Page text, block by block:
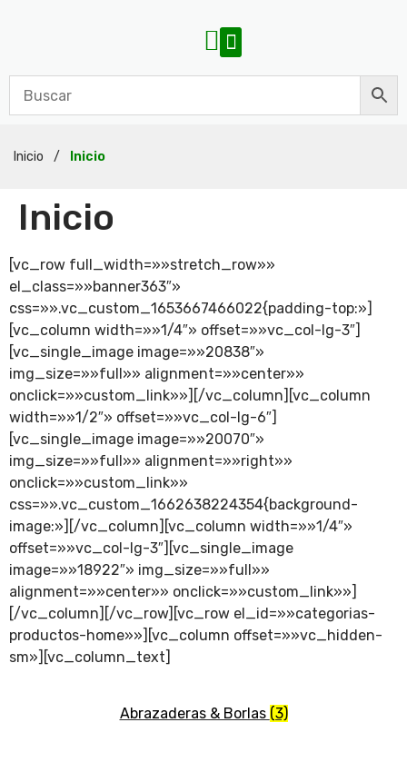
Inicio / Inicio
Inicio
[vc_row full_width=»»stretch_row»»
el_class=»»banner363″»
css=»».vc_custom_1653667466022{padding-top:»]
[vc_column width=»»1/4″» offset=»»vc_col-lg-3″]
[vc_single_image image=»»20838″»
img_size=»»full»» alignment=»»center»»
onclick=»»custom_link»»][/vc_column][vc_column
width=»»1/2″» offset=»»vc_col-lg-6″]
[vc_single_image image=»»20070″»
img_size=»»full»» alignment=»»right»»
onclick=»»custom_link»»
css=»».vc_custom_1662638224354{background-
image:»][/vc_column][vc_column width=»»1/4″»
offset=»»vc_col-lg-3″][vc_single_image
image=»»18922″» img_size=»»full»»
alignment=»»center»» onclick=»»custom_link»»]
[/vc_column][/vc_row][vc_row el_id=»»categorias-
productos-home»»][vc_column offset=»»vc_hidden-
sm»][vc_column_text]
Abrazaderas & Borlas (3)